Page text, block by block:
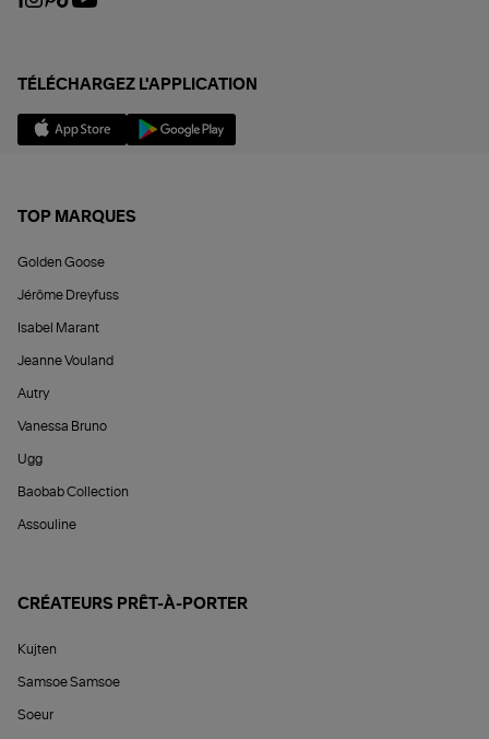
TÉLÉCHARGEZ L'APPLICATION
TOP MARQUES
Golden Goose
Jérôme Dreyfuss
Isabel Marant
Jeanne Vouland
Autry
Vanessa Bruno
Ugg
Baobab Collection
Assouline
CRÉATEURS PRÊT-À-PORTER
Kujten
Samsoe Samsoe
Soeur